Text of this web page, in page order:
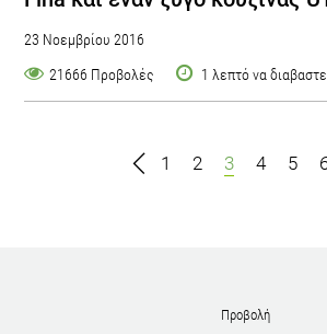
23 Νοεμβρίου 2016
21666 Προβολές
1 λεπτό να
1 2 3 4 5
Προβολή